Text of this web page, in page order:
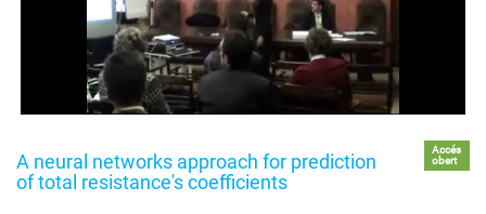
A neural networks approach for prediction
of total resistance's coefficients
Accés
obert